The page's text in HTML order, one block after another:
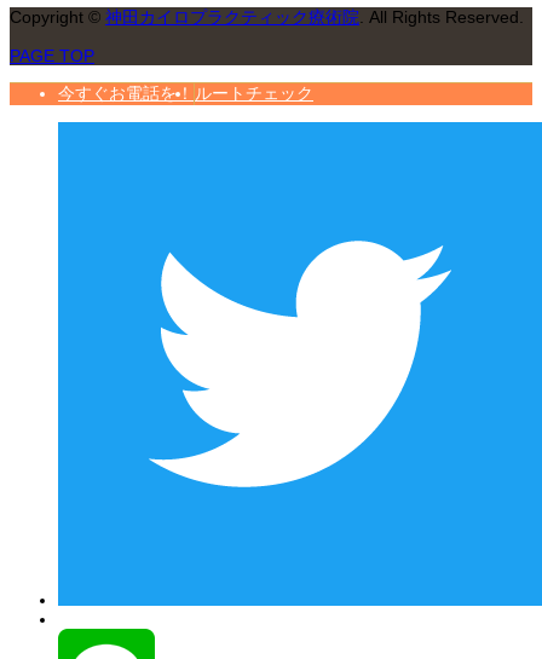
Copyright © 神田カイロプラクティック療術院. All Rights Reserved.
PAGE TOP
今すぐお電話を！ ルートチェック